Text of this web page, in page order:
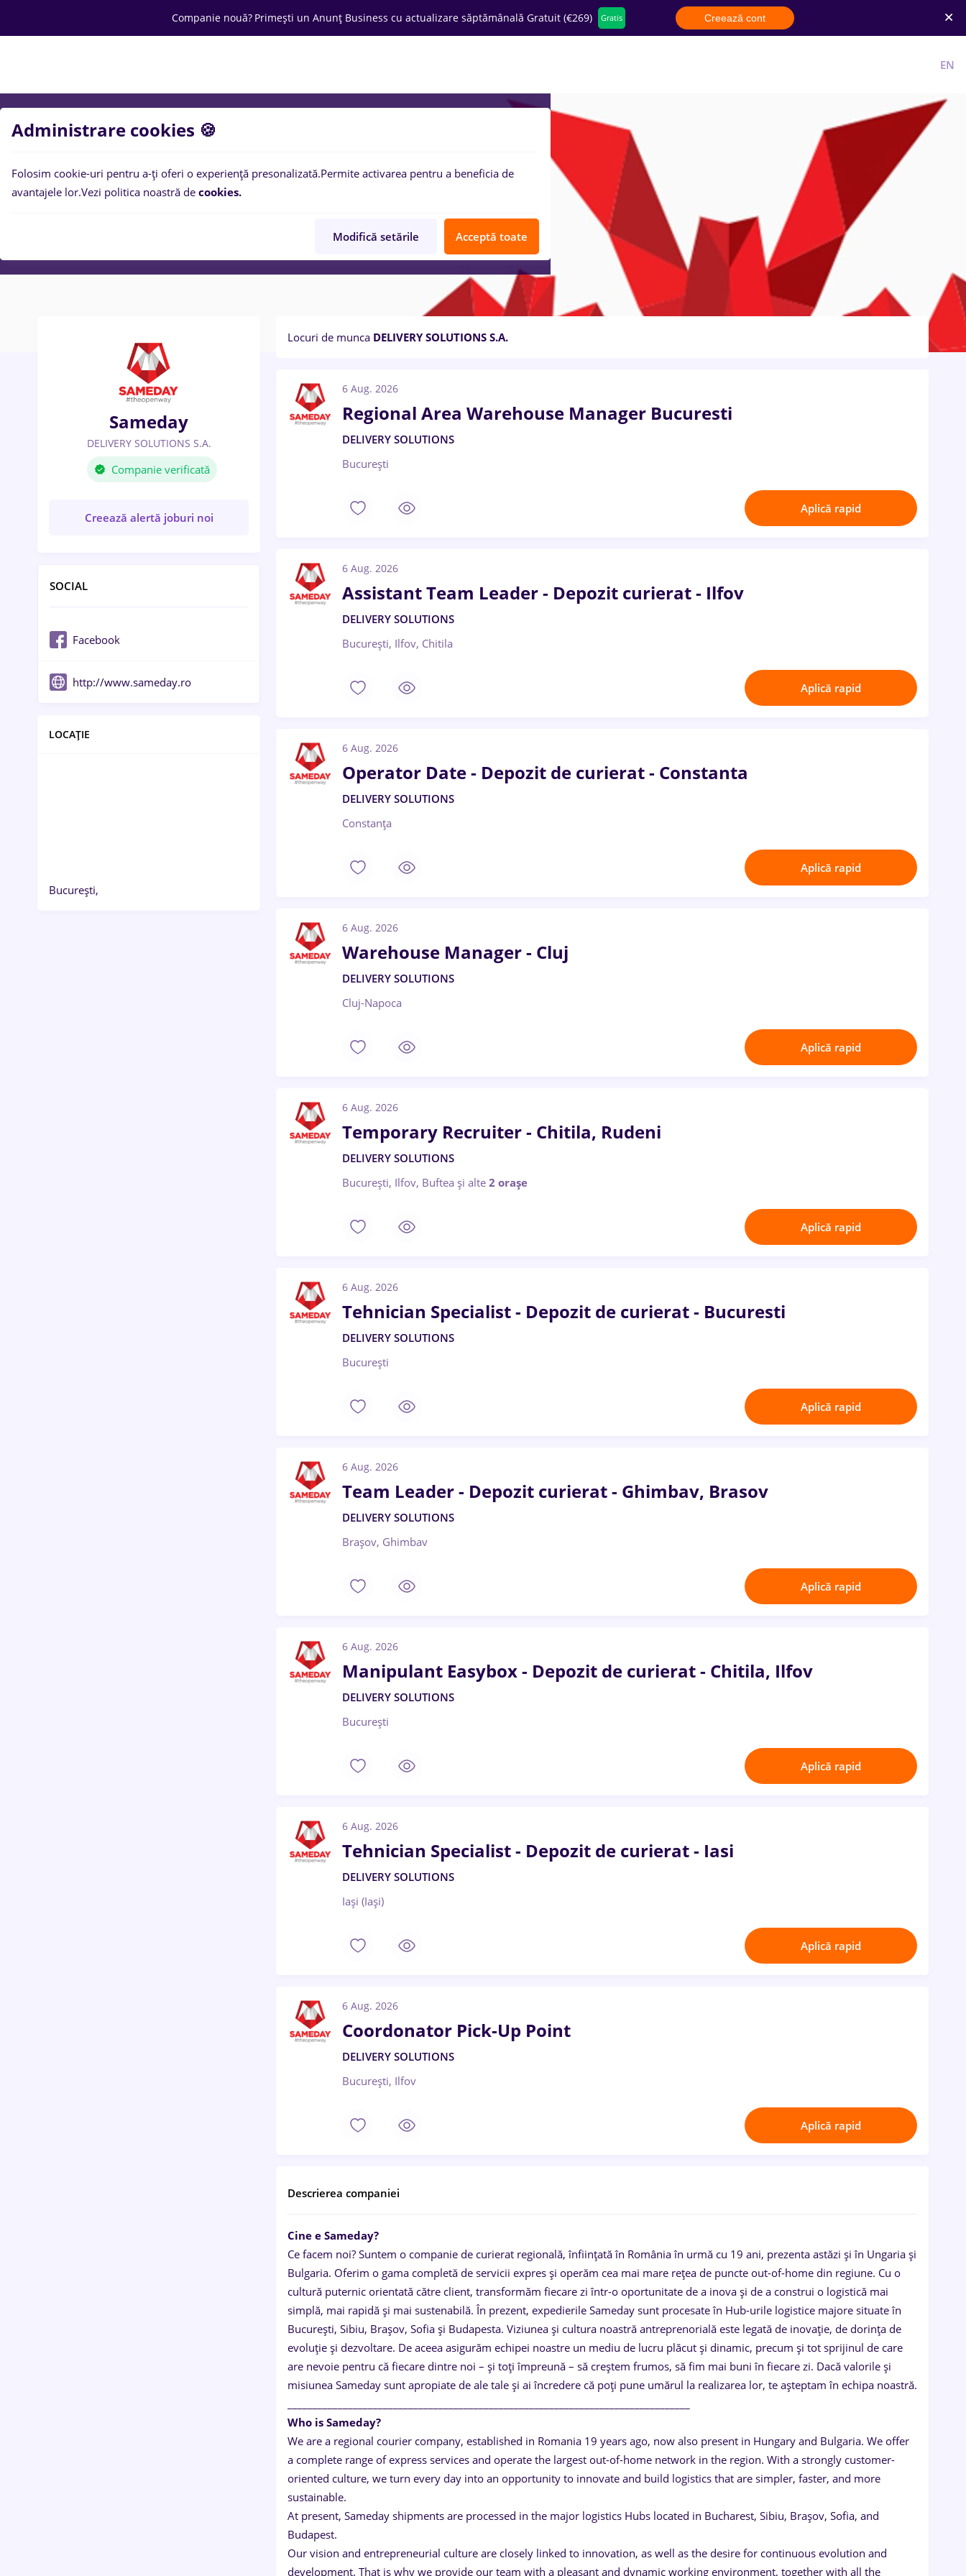
Companie nouă? Primești un Anunț Business cu actualizare săptămânală Gratuit (€269) Gratis Creează cont
EN
Sameday
DELIVERY SOLUTIONS S.A.
Companie verificată
Creează alertă joburi noi
SOCIAL
Facebook
http://www.sameday.ro
LOCAȚIE
București,
Locuri de munca DELIVERY SOLUTIONS S.A.
6 Aug. 2026
Regional Area Warehouse Manager Bucuresti
DELIVERY SOLUTIONS
București
Aplică rapid
6 Aug. 2026
Assistant Team Leader - Depozit curierat - Ilfov
DELIVERY SOLUTIONS
București, Ilfov, Chitila
Aplică rapid
6 Aug. 2026
Operator Date - Depozit de curierat - Constanta
DELIVERY SOLUTIONS
Constanța
Aplică rapid
6 Aug. 2026
Warehouse Manager - Cluj
DELIVERY SOLUTIONS
Cluj-Napoca
Aplică rapid
6 Aug. 2026
Temporary Recruiter - Chitila, Rudeni
DELIVERY SOLUTIONS
București, Ilfov, Buftea și alte 2 orașe
Aplică rapid
6 Aug. 2026
Tehnician Specialist - Depozit de curierat - Bucuresti
DELIVERY SOLUTIONS
București
Aplică rapid
6 Aug. 2026
Team Leader - Depozit curierat - Ghimbav, Brasov
DELIVERY SOLUTIONS
Brașov, Ghimbav
Aplică rapid
6 Aug. 2026
Manipulant Easybox - Depozit de curierat - Chitila, Ilfov
DELIVERY SOLUTIONS
București
Aplică rapid
6 Aug. 2026
Tehnician Specialist - Depozit de curierat - Iasi
DELIVERY SOLUTIONS
Iași (Iași)
Aplică rapid
6 Aug. 2026
Coordonator Pick-Up Point
DELIVERY SOLUTIONS
București, Ilfov
Aplică rapid
Descrierea companiei
Cine e Sameday?
Ce facem noi? Suntem o companie de curierat regională, înființată în România în urmă cu 19 ani, prezenta astăzi și în Ungaria și
Bulgaria. Oferim o gama completă de servicii expres și operăm cea mai mare rețea de puncte out-of-home din regiune. Cu o
cultură puternic orientată către client, transformăm fiecare zi într-o oportunitate de a inova și de a construi o logistică mai
simplă, mai rapidă și mai sustenabilă. În prezent, expedierile Sameday sunt procesate în Hub-urile logistice majore situate în
București, Sibiu, Brașov, Sofia și Budapesta. Viziunea și cultura noastră antreprenorială este legată de inovație, de dorința de
evoluție și dezvoltare. De aceea asigurăm echipei noastre un mediu de lucru plăcut și dinamic, precum și tot sprijinul de care
are nevoie pentru că fiecare dintre noi – și toți împreună – să creștem frumos, să fim mai buni în fiecare zi. Dacă valorile și
misiunea Sameday sunt apropiate de ale tale și ai încredere că poți pune umărul la realizarea lor, te așteptam în echipa noastră.
Who is Sameday?
We are a regional courier company, established in Romania 19 years ago, now also present in Hungary and Bulgaria. We offer
a complete range of express services and operate the largest out-of-home network in the region. With a strongly customer-
oriented culture, we turn every day into an opportunity to innovate and build logistics that are simpler, faster, and more
sustainable.
At present, Sameday shipments are processed in the major logistics Hubs located in Bucharest, Sibiu, Brașov, Sofia, and
Budapest.
Our vision and entrepreneurial culture are closely linked to innovation, as well as the desire for continuous evolution and
development. That is why we provide our team with a pleasant and dynamic working environment, together with all the
Administrare cookies 🍪
Folosim cookie-uri pentru a-ți oferi o experiență presonalizată.Permite activarea pentru a beneficia de
avantajele lor.Vezi politica noastră de cookies.
Modifică setările Acceptă toate